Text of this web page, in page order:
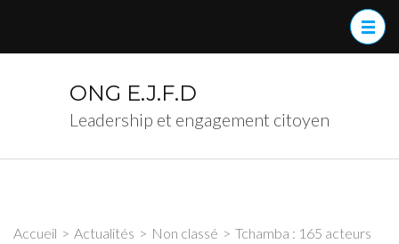
ONG E.J.F.D
Leadership et engagement citoyen
Accueil > Actualités > Non classé > Tchamba : 165 acteurs